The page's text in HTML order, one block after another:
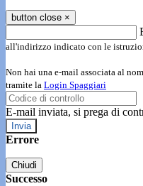
button close ×
all'indirizzo indicato con le
Non hai una e-mail associata al
tramite la Login Spaggiari
E-mail inviata, si prega di
Errore
Chiudi
Successo